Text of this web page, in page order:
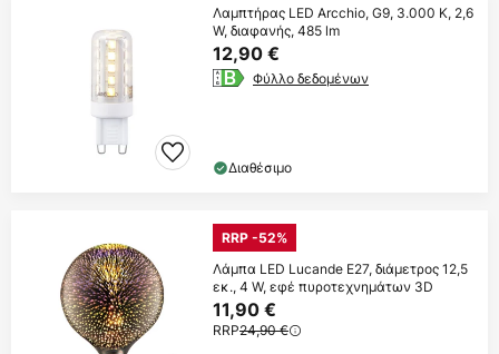
Λαμπτήρας LED Arcchio, G9, 3.000 K, 2,6
W, διαφανής, 485 lm
12,90 €
Φύλλο δεδομένων
Διαθέσιμο
RRP -52%
Λάμπα LED Lucande E27, διάμετρος 12,5
εκ., 4 W, εφέ πυροτεχνημάτων 3D
11,90 €
RRP24,90 €